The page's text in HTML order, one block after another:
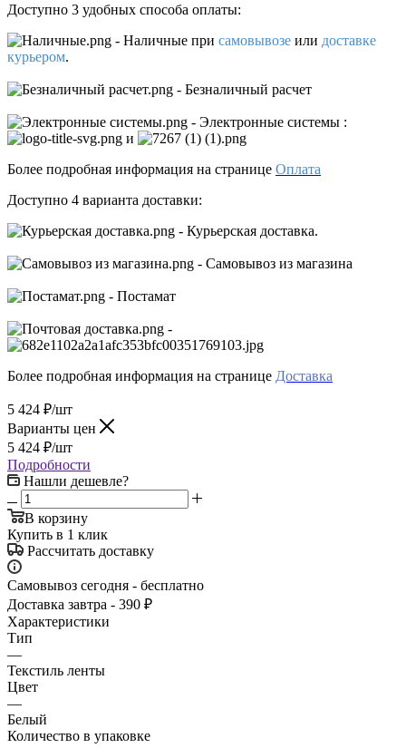
Доступно 3 удобных способа оплаты:
- Наличные при самовывозе или доставке
курьером.
- Безналичный расчет
- Электронные системы :
и
Более подробная информация на странице Оплата
Доступно 4 варианта доставки:
- Курьерская доставка.
- Самовывоз из магазина
- Постамат
-
Более подробная информация на странице Доставка
5 424 ₽/шт
Варианты цен
5 424 ₽/шт
Подробности
Нашли дешевле?
В корзину
Купить в 1 клик
Рассчитать доставку
Самовывоз сегодня - бесплатно
Доставка завтра - 390 ₽
Характеристики
Тип
—
Текстиль ленты
Цвет
—
Белый
Количество в упаковке